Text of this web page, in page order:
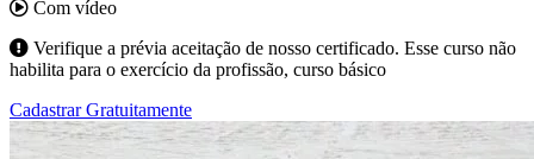
Com vídeo
Verifique a prévia aceitação de nosso certificado. Esse curso não
habilita para o exercício da profissão, curso básico
Cadastrar Gratuitamente